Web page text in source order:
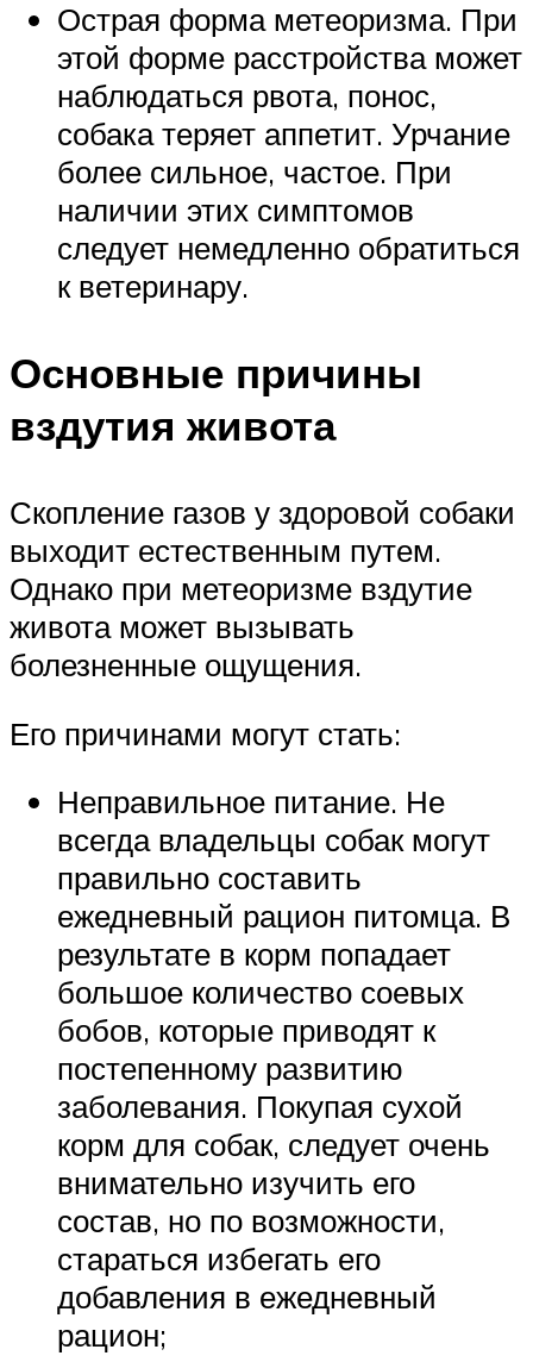
Острая форма метеоризма. При
этой форме расстройства может
наблюдаться рвота, понос,
собака теряет аппетит. Урчание
более сильное, частое. При
наличии этих симптомов
следует немедленно обратиться
к ветеринару.
Основные причины
вздутия живота
Скопление газов у здоровой собаки
выходит естественным путем.
Однако при метеоризме вздутие
живота может вызывать
болезненные ощущения.
Его причинами могут стать:
Неправильное питание. Не
всегда владельцы собак могут
правильно составить
ежедневный рацион питомца. В
результате в корм попадает
большое количество соевых
бобов, которые приводят к
постепенному развитию
заболевания. Покупая сухой
корм для собак, следует очень
внимательно изучить его
состав, но по возможности,
стараться избегать его
добавления в ежедневный
рацион;